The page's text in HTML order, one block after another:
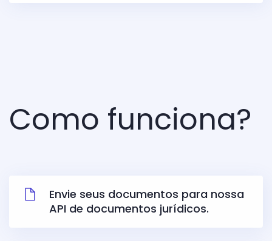
Como funciona?
Envie seus documentos para nossa
API de documentos jurídicos.